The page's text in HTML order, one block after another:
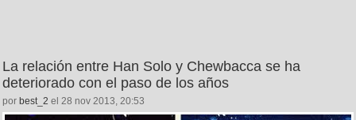
La relación entre Han Solo y Chewbacca se ha
deteriorado con el paso de los años
por best_2 el 28 nov 2013, 20:53